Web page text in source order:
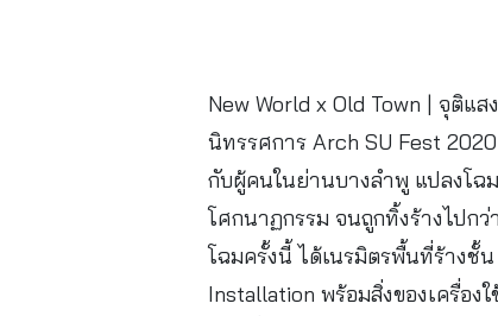
New World x Old Town | จุติแ
นิทรรศการ Arch SU Fest
กับผู้คนในย่านบางลำพู แปลงโฉ
โศกนาฏกรรม จนถูกทิ้งร้างไปกว่
โฉมครั้งนี้ ได้เนรมิตรพื้นที่ร้างชั้
Installation พร้อมสิ่งของเครื่อ